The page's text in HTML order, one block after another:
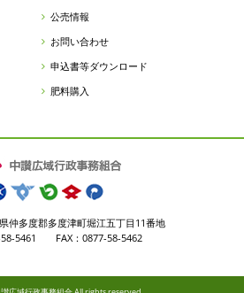
公売情報
お問い合わせ
申込書等ダウンロード
肥料購入
仲多度郡多度津町堀江五丁目11番地
58-5461 FAX：0877-58-5462